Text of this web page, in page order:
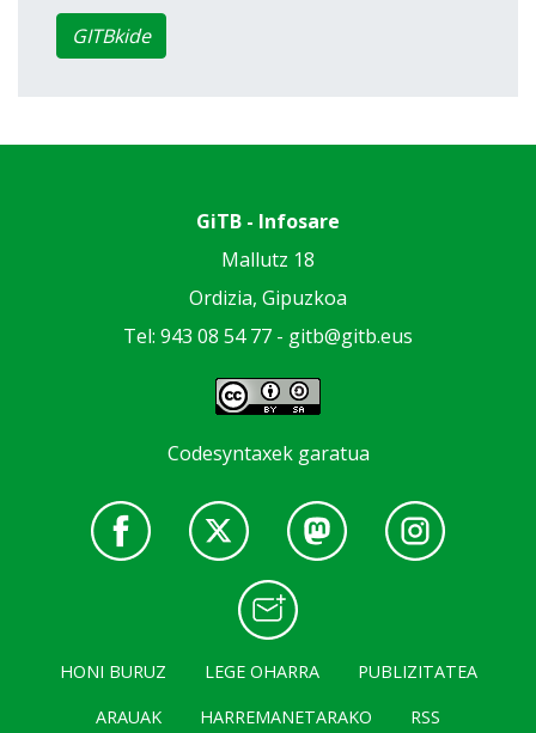
GITBkide
GiTB - Infosare
Mallutz 18
Ordizia, Gipuzkoa
Tel: 943 08 54 77 - gitb@gitb.eus
Codesyntaxek garatua
HONI BURUZ LEGE OHARRA
PUBLIZITATEA
ARAUAK
HARREMANETARAKO RSS